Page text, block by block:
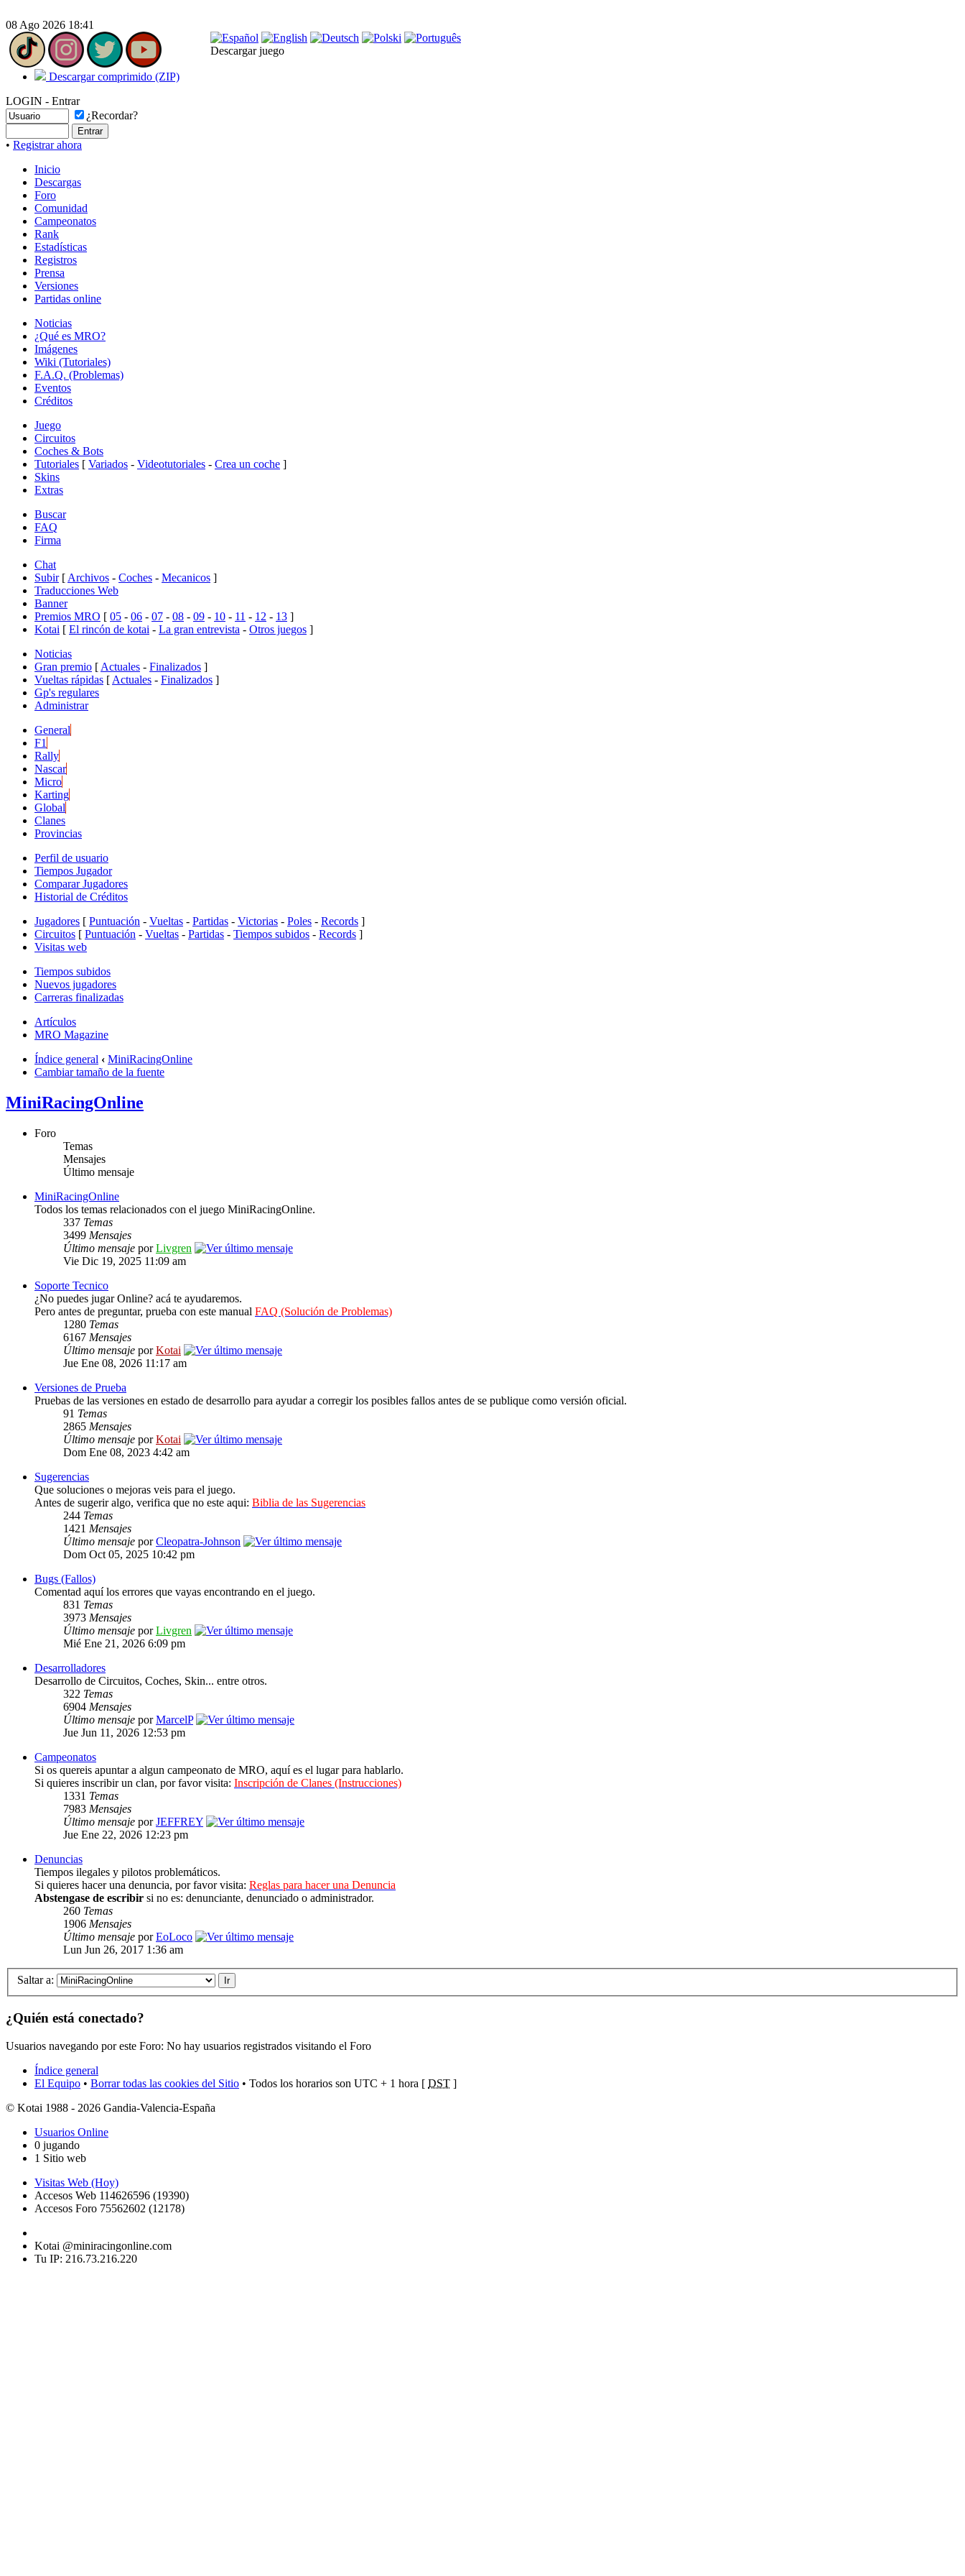
08 Ago 2026 18:41
Descargar juego
Descargar comprimido (ZIP)
LOGIN - Entrar
¿Recordar?
• Registrar ahora
Inicio
Descargas
Foro
Comunidad
Campeonatos
Rank
Estadísticas
Registros
Prensa
Versiones
Partidas online
Noticias
¿Qué es MRO?
Imágenes
Wiki (Tutoriales)
F.A.Q. (Problemas)
Eventos
Créditos
Juego
Circuitos
Coches & Bots
Tutoriales [ Variados - Videotutoriales - Crea un coche ]
Skins
Extras
Buscar
FAQ
Firma
Chat
Subir [ Archivos - Coches - Mecanicos ]
Traducciones Web
Banner
Premios MRO [ 05 - 06 - 07 - 08 - 09 - 10 - 11 - 12 - 13 ]
Kotai [ El rincón de kotai - La gran entrevista - Otros juegos ]
Noticias
Gran premio [ Actuales - Finalizados ]
Vueltas rápidas [ Actuales - Finalizados ]
Gp's regulares
Administrar
General
F1
Rally
Nascar
Micro
Karting
Global
Clanes
Provincias
Perfil de usuario
Tiempos Jugador
Comparar Jugadores
Historial de Créditos
Jugadores [ Puntuación - Vueltas - Partidas - Victorias - Poles - Records ]
Circuitos [ Puntuación - Vueltas - Partidas - Tiempos subidos - Records ]
Visitas web
Tiempos subidos
Nuevos jugadores
Carreras finalizadas
Artículos
MRO Magazine
Índice general ‹ MiniRacingOnline
Cambiar tamaño de la fuente
MiniRacingOnline
Foro
Temas
Mensajes
Último mensaje
MiniRacingOnline
Todos los temas relacionados con el juego MiniRacingOnline.
337 Temas
3499 Mensajes
Último mensaje porLivgren
Vie Dic 19, 2025 11:09 am
Soporte Tecnico
¿No puedes jugar Online? acá te ayudaremos.
Pero antes de preguntar, prueba con este manual FAQ (Solución de Problemas)
1280 Temas
6167 Mensajes
Último mensaje porKotai
Jue Ene 08, 2026 11:17 am
Versiones de Prueba
Pruebas de las versiones en estado de desarrollo para ayudar a corregir los posibles fallos antes de se publique como versión oficial.
91 Temas
2865 Mensajes
Último mensaje porKotai
Dom Ene 08, 2023 4:42 am
Sugerencias
Que soluciones o mejoras veis para el juego.
Antes de sugerir algo, verifica que no este aqui: Biblia de las Sugerencias
244 Temas
1421 Mensajes
Último mensaje porCleopatra-Johnson
Dom Oct 05, 2025 10:42 pm
Bugs (Fallos)
Comentad aquí los errores que vayas encontrando en el juego.
831 Temas
3973 Mensajes
Último mensaje porLivgren
Mié Ene 21, 2026 6:09 pm
Desarrolladores
Desarrollo de Circuitos, Coches, Skin... entre otros.
322 Temas
6904 Mensajes
Último mensaje porMarcelP
Jue Jun 11, 2026 12:53 pm
Campeonatos
Si os quereis apuntar a algun campeonato de MRO, aquí es el lugar para hablarlo.
Si quieres inscribir un clan, por favor visita: Inscripción de Clanes (Instrucciones)
1331 Temas
7983 Mensajes
Último mensaje porJEFFREY
Jue Ene 22, 2026 12:23 pm
Denuncias
Tiempos ilegales y pilotos problemáticos.
Si quieres hacer una denuncia, por favor visita: Reglas para hacer una Denuncia
Abstengase de escribir si no es: denunciante, denunciado o administrador.
260 Temas
1906 Mensajes
Último mensaje porEoLoco
Lun Jun 26, 2017 1:36 am
Saltar a:
¿Quién está conectado?
Usuarios navegando por este Foro: No hay usuarios registrados visitando el Foro
Índice general
El Equipo • Borrar todas las cookies del Sitio • Todos los horarios son UTC + 1 hora [ DST ]
© Kotai 1988 - 2026 Gandia-Valencia-España
Usuarios Online
0 jugando
1 Sitio web
Visitas Web (Hoy)
Accesos Web 114626596 (19390)
Accesos Foro 75562602 (12178)
Kotai @miniracingonline.com
Tu IP: 216.73.216.220